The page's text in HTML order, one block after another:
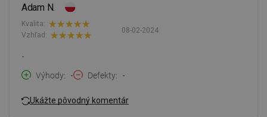
Adam N.
08-02-2024
Kvalita:
Vzhľad:
-
Výhody
- Defekty -
Ukážte pôvodný komentár